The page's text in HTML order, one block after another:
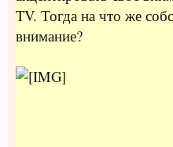
TV. Тогда на что же
внимание?